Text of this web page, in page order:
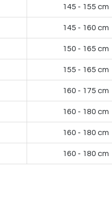
145 - 155 cm
145 - 160 cm
150 - 165 cm
155 - 165 cm
160 - 175 cm
160 - 180 cm
160 - 180 cm
160 - 180 cm